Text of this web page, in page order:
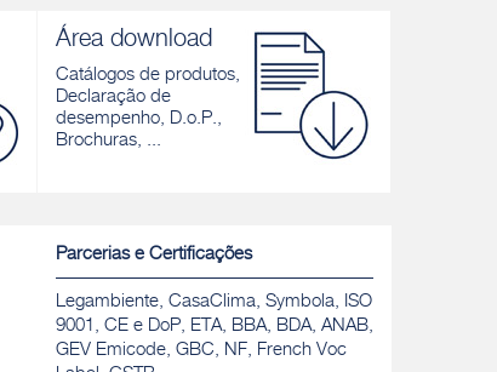
METÁLICA
Bucha de rede feita com uma rede de aço
galvanizado
Descobrir
Área download
Catálogos de produtos,
Declaração de
desempenho, D.o.P.,
Brochuras, ...
Parcerias e Certificações
Legambiente, CasaClima, Symbola, ISO
9001, CE e DoP, ETA, BBA, BDA, ANAB,
GEV Emicode, GBC, NF, French Voc